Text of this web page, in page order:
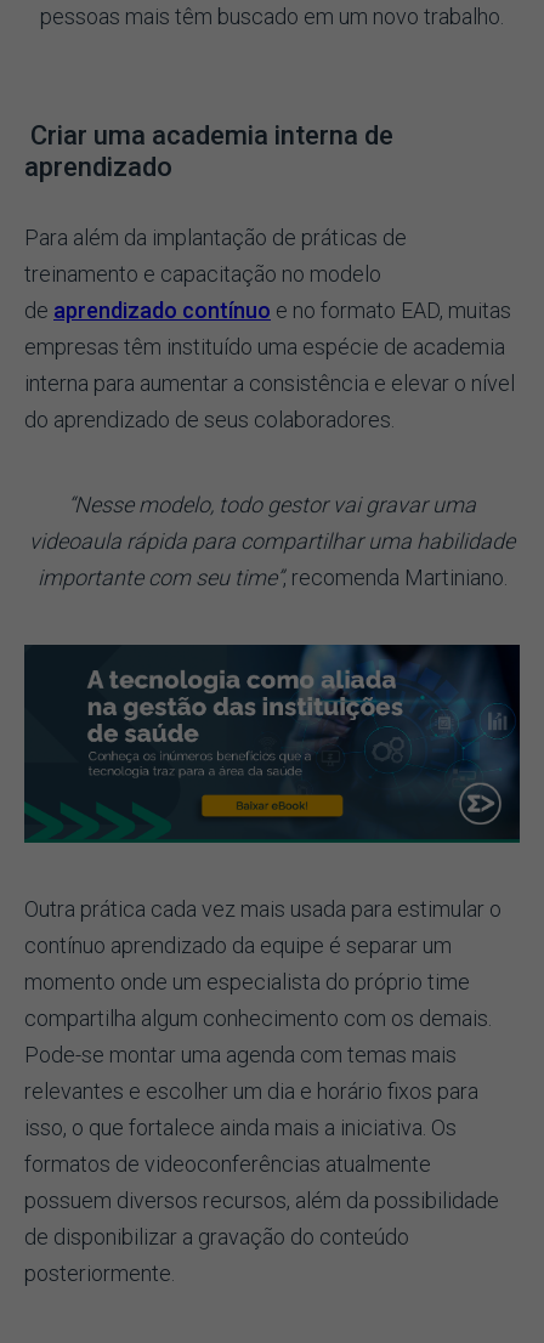
pessoas mais têm buscado em um novo trabalho
Criar uma academia interna de
aprendizado
Para além da implantação de práticas de
treinamento e capacitação no modelo
de aprendizado contínuo e no formato EAD, muitas
empresas têm instituído uma espécie de academia
interna para aumentar a consistência e elevar o nível
do aprendizado de seus colaboradores.
“Nesse modelo, todo gestor vai gravar uma
videoaula rápida para compartilhar uma habilidade
importante com seu time”, recomenda Martiniano.
Outra prática cada vez mais usada para estimular o
contínuo aprendizado da equipe é separar um
momento onde um especialista do próprio time
compartilha algum conhecimento com os demais.
Pode-se montar uma agenda com temas mais
relevantes e escolher um dia e horário fixos para
isso, o que fortalece ainda mais a iniciativa. Os
formatos de videoconferências atualmente
possuem diversos recursos, além da possibilidade
de disponibilizar a gravação do conteúdo
posteriormente.